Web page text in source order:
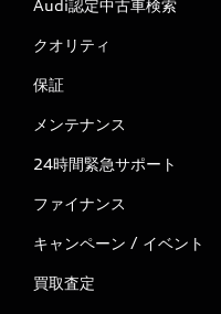
Audi認定中古車検索
クオリティ
保証
メンテナンス
24時間緊急サポート
ファイナンス
キャンペーン / イベント
買取査定